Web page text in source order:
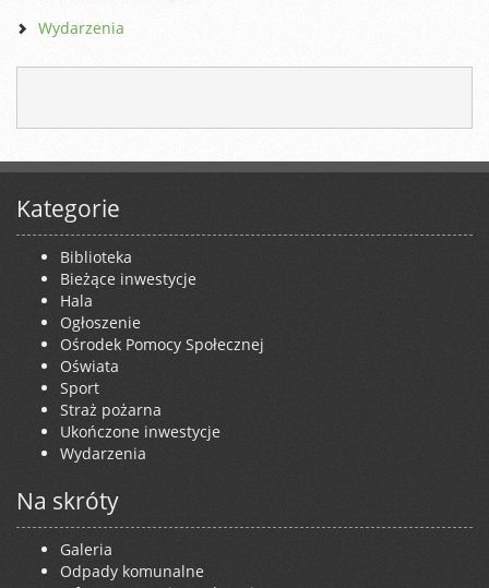
Wydarzenia
Kategorie
Biblioteka
Bieżące inwestycje
Hala
Ogłoszenie
Ośrodek Pomocy Społecznej
Oświata
Sport
Straż pożarna
Ukończone inwestycje
Wydarzenia
Na skróty
Galeria
Odpady komunalne